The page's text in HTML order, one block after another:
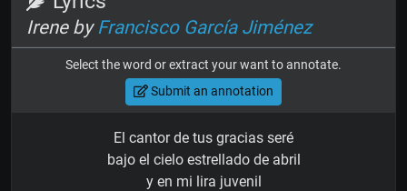
Irene byFrancisco García Jiménez
Select the word or extract your want to annotate.
Submit an annotation
El cantor de tus gracias seré
bajo el cielo estrellado de abril
y en mi lira juvenil